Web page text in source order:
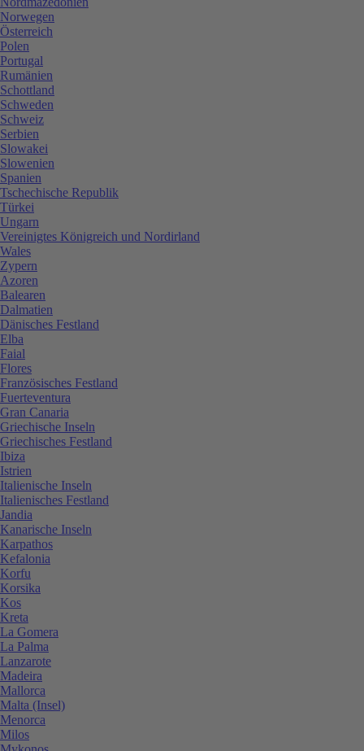
Norwegen
Österreich
Polen
Portugal
Rumänien
Schottland
Schweden
Schweiz
Serbien
Slowakei
Slowenien
Spanien
Tschechische Republik
Türkei
Ungarn
Vereinigtes Königreich und Nordirland
Wales
Zypern
Azoren
Balearen
Dalmatien
Dänisches Festland
Elba
Faial
Flores
Französisches Festland
Fuerteventura
Gran Canaria
Griechische Inseln
Griechisches Festland
Ibiza
Istrien
Italienische Inseln
Italienisches Festland
Jandia
Kanarische Inseln
Karpathos
Kefalonia
Korfu
Korsika
Kos
Kreta
La Gomera
La Palma
Lanzarote
Madeira
Mallorca
Malta (Insel)
Menorca
Milos